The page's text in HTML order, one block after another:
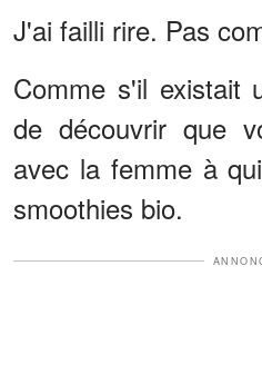
J'ai failli rire. Pas
Comme s'il existait
de découvrir que
avec la femme à
smoothies bio.